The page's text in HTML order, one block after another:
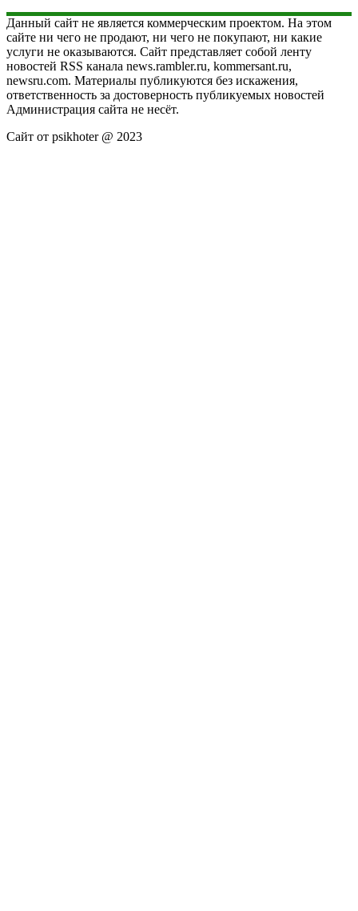
Данный сайт не является коммерческим проектом. На этом
сайте ни чего не продают, ни чего не покупают, ни какие
услуги не оказываются. Сайт представляет собой ленту
новостей RSS канала news.rambler.ru, kommersant.ru,
newsru.com. Материалы публикуются без искажения,
ответственность за достоверность публикуемых новостей
Администрация сайта не несёт.
Сайт от psikhoter @ 2023